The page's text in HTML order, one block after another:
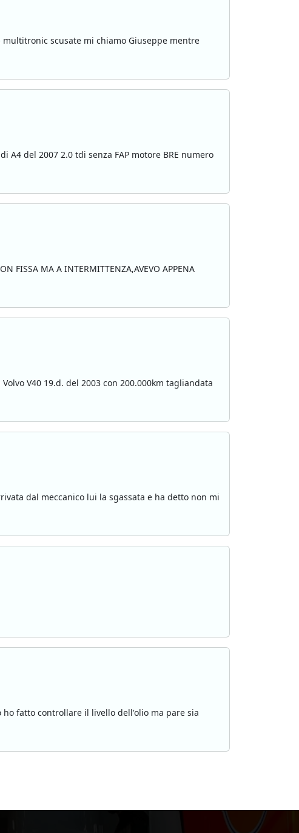
multitronic scusate mi chiamo Giuseppe mentre
del 2007 2.0 tdi senza FAP motore BRE numero
FISSA MA A INTERMITTENZA,AVEVO APPENA
V40 19.d. del 2003 con 200.000km tagliandata
dal meccanico lui la sgassata e ha detto non mi
fatto controllare il livello dell'olio ma pare sia